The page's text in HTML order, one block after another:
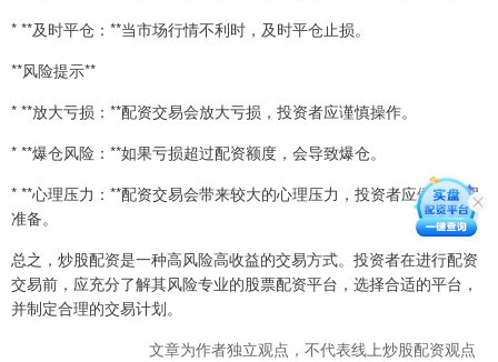
* **及时平仓：**当市场行情不利时，及时平仓止损。
**风险提示**
* **放大亏损：**配资交易会放大亏损，投资者应谨慎操作。
* **爆仓风险：**如果亏损超过配资额度，会导致爆仓。
* **心理压力：**配资交易会带来较大的心理压力，投资者应做好心理
准备。
总之，炒股配资是一种高风险高收益的交易方式。投资者在进行配资
交易前，应充分了解其风险专业的股票配资平台，选择合适的平台，
并制定合理的交易计划。
文章为作者独立观点，不代表线上炒股配资观点